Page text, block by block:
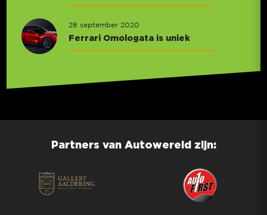
28 september 2020
Ferrari Omologata is uniek
Partners van Autowereld zijn: